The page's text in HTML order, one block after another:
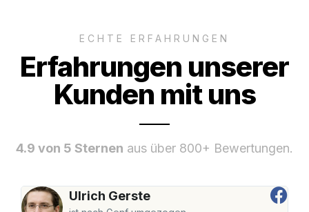
ECHTE ERFAHRUNGEN
Erfahrungen unserer
Kunden mit uns
4.9 von 5 Sternen aus über 800+ Bewertungen.
Ulrich Gerste